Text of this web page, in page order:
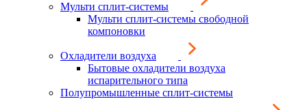
Мульти сплит-системы
Мульти сплит-системы свободной
компоновки
Охладители воздуха
Бытовые охладители воздуха
испарительного типа
Полупромышленные сплит-системы